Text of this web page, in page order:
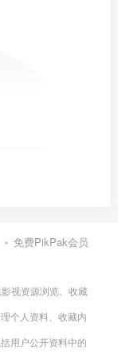
免费PikPak会员
视资源浏览、收藏
个人资料、收藏内
用户公开资料中的